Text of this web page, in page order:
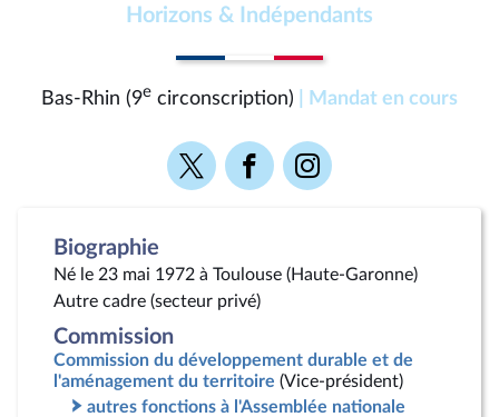
Horizons & Indépendants
Bas-Rhin (9e circonscription) | Mandat en cours
Voir
la
Voir
la
Voir
la
Biographie
Né le 23 mai 1972 à Toulouse (Haute-Garonne)
Autre cadre (secteur privé)
Commission
Commission du développement durable et de
l'aménagement du territoire (Vice-président)
autres fonctions à l'Assemblée nationale